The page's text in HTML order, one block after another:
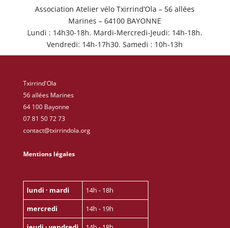
Association Atelier vélo Txirrind’Ola – 56 allées
Marines – 64100 BAYONNE
Lundi : 14h30-18h. Mardi-Mercredi-Jeudi: 14h-18h.
Vendredi: 14h-17h30. Samedi : 10h-13h
Txirrind'Ola
56 allées Marines
64 100 Bayonne
07 81 50 72 73
contact@txirrindola.org
Mentions légales
lundi · mardi
14h - 18h
mercredi
14h - 19h